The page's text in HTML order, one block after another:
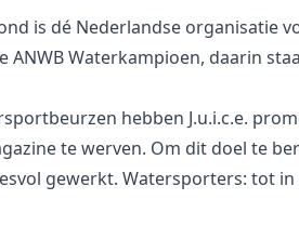
is dé Nederlandse organisatie
ANWB Waterkampioen, daarin
hebben J.u.i.c.e.
te werven. Om dit doel te
gewerkt. Watersporters: tot